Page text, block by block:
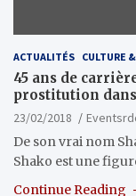
ACTUALITÉS CULTURE
45 ans de
prostitution
23/02/2018
De son vrai nom
Shako est une
Continue Reading